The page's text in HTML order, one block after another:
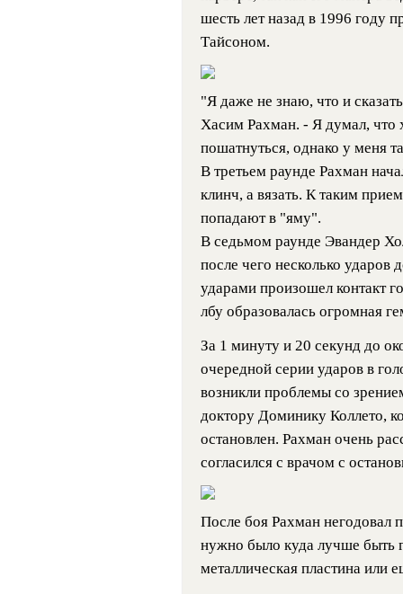
шесть лет назад в 1996 году
Тайсоном.
"Я даже не знаю, что и
Хасим Рахман. - Я думал, что
пошатнуться, однако у меня
В третьем раунде Рахман
клинч, а вязать. К таким
попадают в "яму".
В седьмом раунде Эвандер
после чего несколько ударов
ударами произошел контакт
лбу образовалась огромная
За 1 минуту и 20 секунд до
очередной серии ударов в
возникли проблемы со
доктору Доминику Коллето,
остановлен. Рахман очень
согласился с врачом с
После боя Рахман негодовал
нужно было куда лучше быть
металлическая пластина или